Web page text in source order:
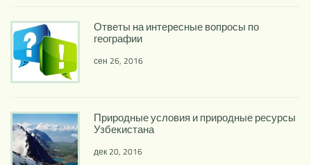
Ответы на интересные вопросы по
географии
сен 26, 2016
Природные условия и природные ресурсы
Узбекистана
дек 20, 2016